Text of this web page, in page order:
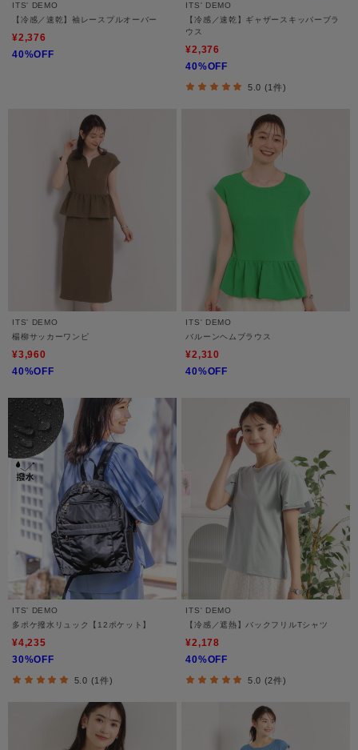
ITS' DEMO
【冷感／速乾】袖レースプルオーバー
¥2,376
40%OFF
ITS' DEMO
【冷感／速乾】ギャザースキッパーブラ
ウス
¥2,376
40%OFF
5.0 (1件)
ITS' DEMO
楊柳サッカーワンピ
¥3,960
40%OFF
ITS' DEMO
バルーンヘムブラウス
¥2,310
40%OFF
ITS' DEMO
多ポケ撥水リュック【12ポケット】
¥4,235
30%OFF
5.0 (1件)
ITS' DEMO
【冷感／遮熱】バックフリルTシャツ
¥2,178
40%OFF
5.0 (2件)